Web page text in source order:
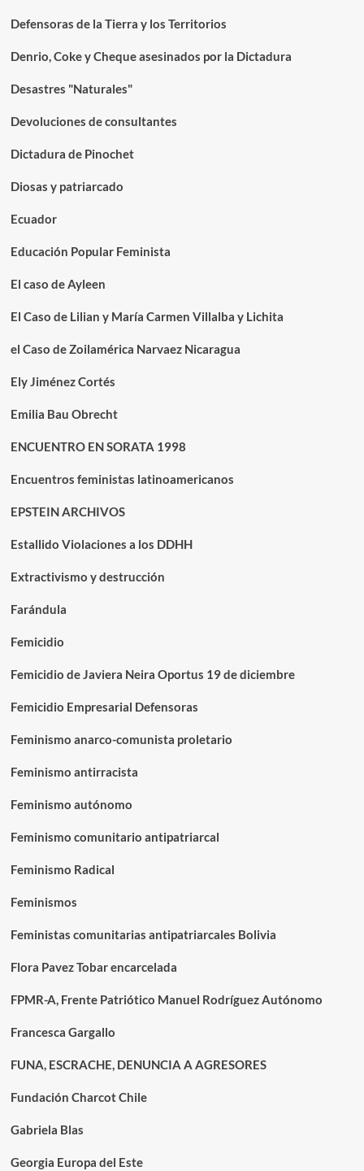
Defensoras de la Tierra y los Territorios
Denrio, Coke y Cheque asesinados por la Dictadura
Desastres "Naturales"
Devoluciones de consultantes
Dictadura de Pinochet
Diosas y patriarcado
Ecuador
Educación Popular Feminista
El caso de Ayleen
El Caso de Lilian y María Carmen Villalba y Lichita
el Caso de Zoilamérica Narvaez Nicaragua
Ely Jiménez Cortés
Emilia Bau Obrecht
ENCUENTRO EN SORATA 1998
Encuentros feministas latinoamericanos
EPSTEIN ARCHIVOS
Estallido Violaciones a los DDHH
Extractivismo y destrucción
Farándula
Femicidio
Femicidio de Javiera Neira Oportus 19 de diciembre
Femicidio Empresarial Defensoras
Feminismo anarco-comunista proletario
Feminismo antirracista
Feminismo autónomo
Feminismo comunitario antipatriarcal
Feminismo Radical
Feminismos
Feministas comunitarias antipatriarcales Bolivia
Flora Pavez Tobar encarcelada
FPMR-A, Frente Patriótico Manuel Rodríguez Autónomo
Francesca Gargallo
FUNA, ESCRACHE, DENUNCIA A AGRESORES
Fundación Charcot Chile
Gabriela Blas
Georgia Europa del Este